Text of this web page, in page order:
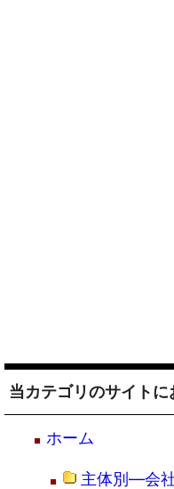
当カテゴリのサイト
ホーム
主体別―会